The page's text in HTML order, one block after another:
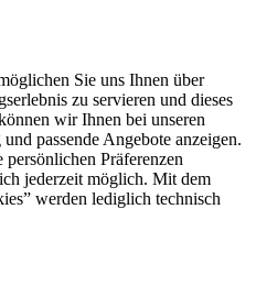
Sie uns Ihnen über
zu servieren und dieses
wir Ihnen bei unseren
passende Angebote anzeigen.
persönlichen Präferenzen
jederzeit möglich. Mit dem
werden lediglich technisch